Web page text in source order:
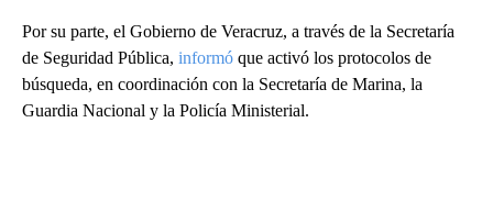
Por su parte, el Gobierno de Veracruz, a través de la Secretaría
de Seguridad Pública, informó que activó los protocolos de
búsqueda, en coordinación con la Secretaría de Marina, la
Guardia Nacional y la Policía Ministerial.